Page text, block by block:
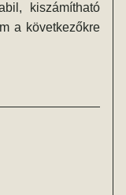
kiszámítható
a következőkre